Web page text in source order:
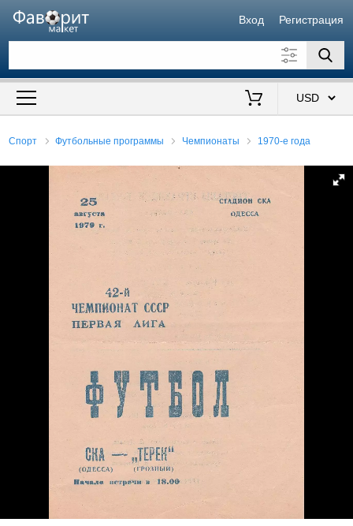
Вход Регистрация
Искать также в описании
Спорт Футбольные программы Чемпионаты 1970-е года